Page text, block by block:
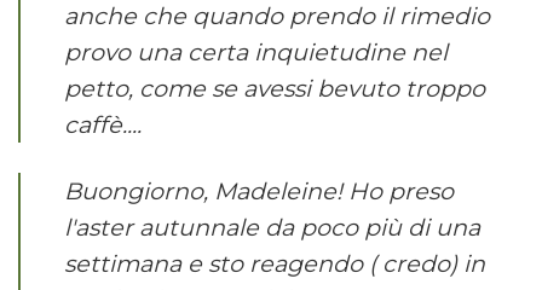
anche che quando prendo il rimedio
provo una certa inquietudine nel
petto, come se avessi bevuto troppo
caffè....
Buongiorno, Madeleine! Ho preso
l'aster autunnale da poco più di una
settimana e sto reagendo ( credo) in